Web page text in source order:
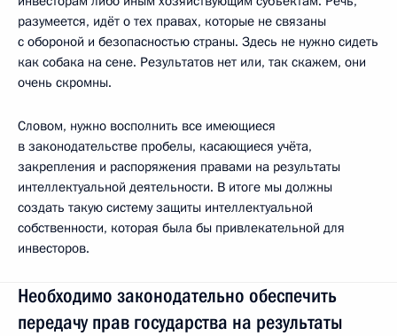
разумеется, идёт о тех правах, которые не связаны
с обороной и безопасностью страны. Здесь не нужно сидеть
как собака на сене. Результатов нет или, так скажем, они
очень скромны.
Словом, нужно восполнить все имеющиеся
в законодательстве пробелы, касающиеся учёта,
закрепления и распоряжения правами на результаты
интеллектуальной деятельности. В итоге мы должны
создать такую систему защиты интеллектуальной
собственности, которая была бы привлекательной для
инвесторов.
Необходимо законодательно обеспечить
передачу прав государства на результаты